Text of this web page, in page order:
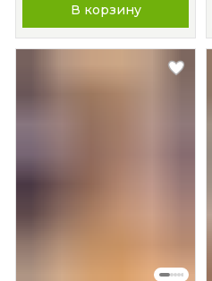
В корзину